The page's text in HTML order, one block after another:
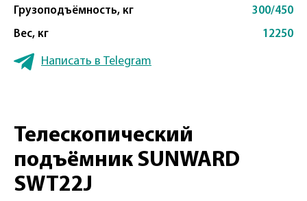
Грузоподъёмность, кг
300/450
Вес, кг
12250
Написать в Telegram
Телескопический
подъёмник SUNWARD
SWT22J